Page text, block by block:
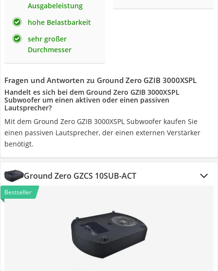
Ausgabeleistung
hohe Belastbarkeit
sehr großer
Durchmesser
Fragen und Antworten zu Ground Zero GZIB 3000XSPL
Handelt es sich bei dem Ground Zero GZIB 3000XSPL
Subwoofer um einen aktiven oder einen passiven
Lautsprecher?
Mit dem Ground Zero GZIB 3000XSPL Subwoofer kaufen Sie
einen passiven Lautsprecher, der einen externen Verstärker
benötigt.
Ground Zero GZCS 10SUB-ACT
Bestseller